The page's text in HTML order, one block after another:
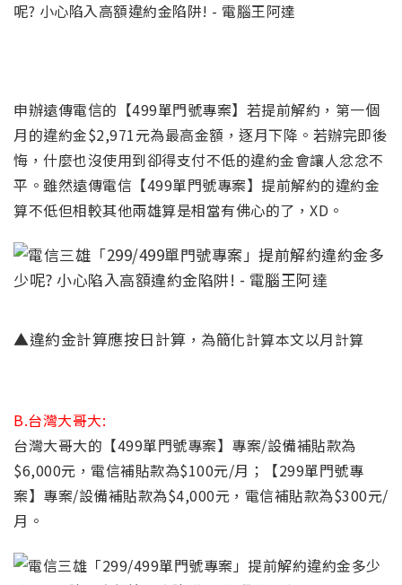
申辦遠傳電信的 【499單門號專案】 若提前解約 ，第一個
月的違約金$2,971元為最高金額，逐月下降。若辦完即後
悔，什麼也沒使用到卻得支付不低的違約金會讓人忿忿不
平。雖然遠傳電信【499單門號專案】提前解約的違約金
算不低但相較其他兩雄算是相當有佛心的了，XD。
▲違約金計算應按日計算 ，為簡化計算本文以月計算
B.台灣大哥大:
台灣大哥大的 【499單門號專案】專案/設備補貼款為
$6,000元，電信補貼款為$100元/月 ；
【299單門號專
案】專案/設備補貼款為$4,000元，電信補貼款為$300元/
月 。